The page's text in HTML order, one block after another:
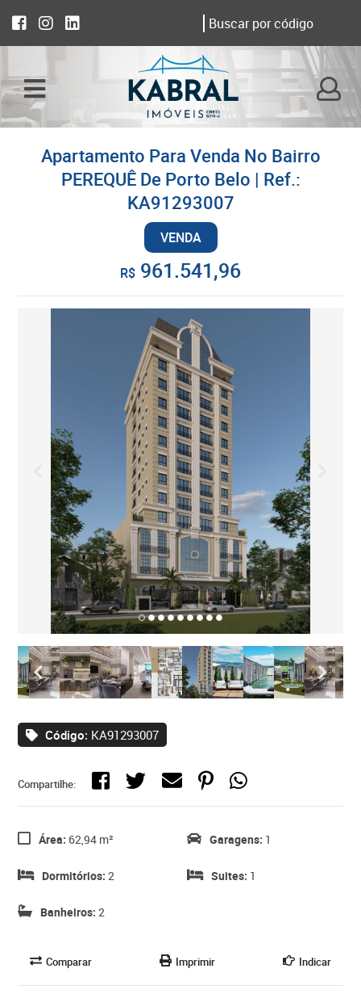
Apartamento Para Venda No Bairro
PEREQUÊ De Porto Belo | Ref.:
KA91293007
VENDA
R$ 961.541,96
Código: KA91293007
Compartilhe:
Área: 62,94 m²
Dormitórios: 2
Banheiros: 2
Garagens: 1
Suites: 1
Comparar Imprimir Indicar